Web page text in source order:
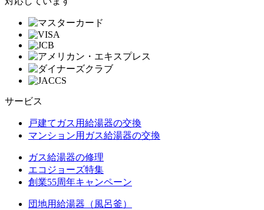
サービス
戸建てガス用給湯器の交換
マンション用ガス給湯器の交換
ガス給湯器の修理
エコジョーズ特集
創業55周年キャンペーン
団地用給湯器（風呂釜）